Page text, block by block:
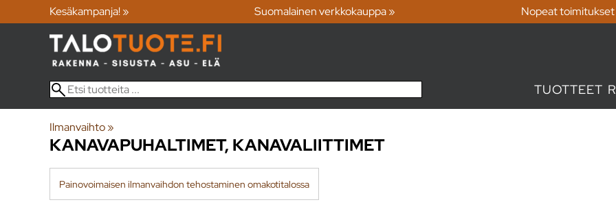
Kesäkampanja! » Suomalainen verkkokauppa » Nopeat
TUOTTEET
Ilmanvaihto‪»
KANAVAPUHALTIMET, KANAVALIITTIMET
Painovoimaisen ilmanvaihdon tehostaminen omakotitalossa